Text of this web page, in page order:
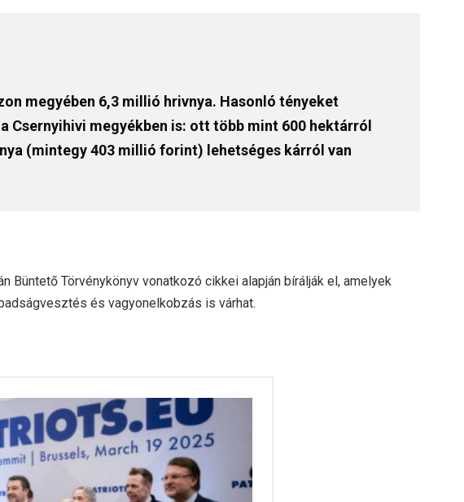
megyében 6,3 millió hrivnya. Hasonló tényeket
Csernyihivi megyékben is: ott több mint 600 hektárról
(mintegy 403 millió forint) lehetséges kárról van
Büntető Törvénykönyv vonatkozó cikkei alapján bírálják el, amelyek
és vagyonelkobzás is várhat.